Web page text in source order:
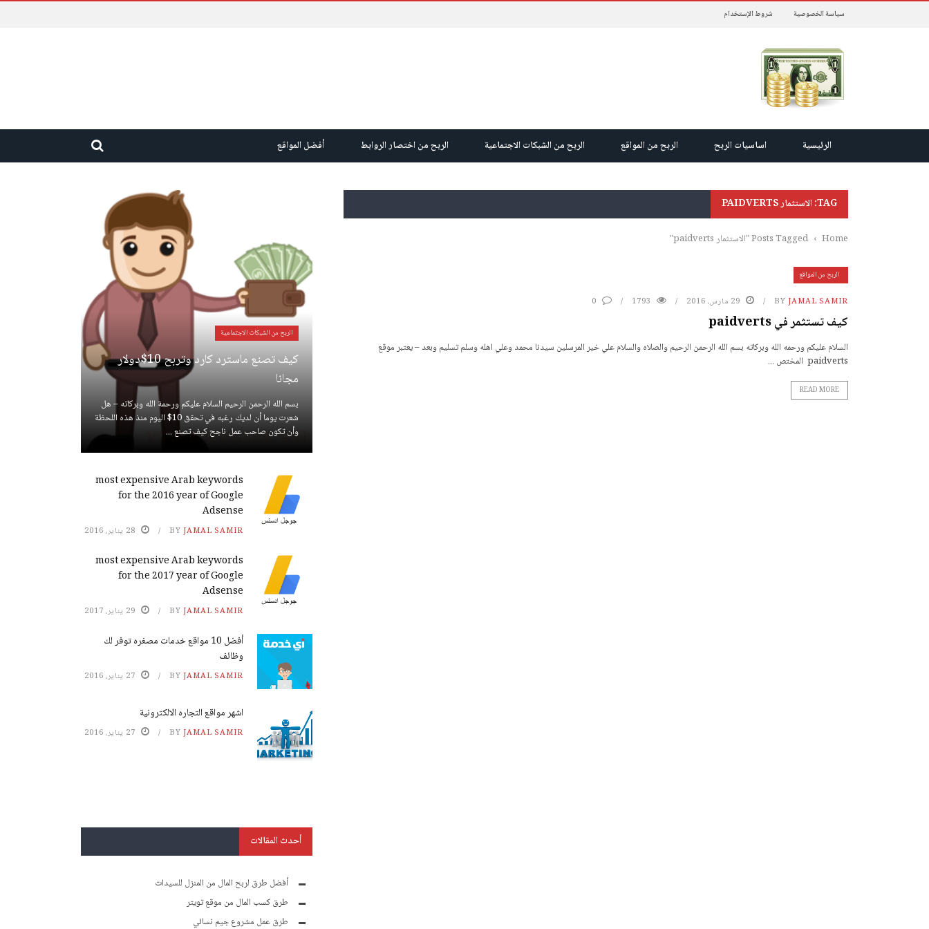
سياسة الخصوصية شروط الإستخدام
الرئيسية اساسيات الربح الربح من المواقع الربح من الشبكات الاجتماعية الربح من اختصار الروابط أفضل المواقع
TAG: الاستثمار PAIDVERTS
Home
› Posts Tagged "الاستثمار paidverts"
الربح من المواقع
BY JAMAL SAMIR 29 مارس، 2016 1793
0
كيف تستثمر في paidverts
السلام عليكم ورحمه الله وبركاته بسم الله الرحمن الرحيم والصلاه والسلام علي خير المرسلين سيدنا محمد وعلي اهله وسلم تسليم وبعد – يعتبر موقع
paidverts المختص ...
READ MORE
الربح من الشبكات الاجتماعية
كيف تصنع ماسترد كارد وتربح 10$دولار
مجانا
بسم الله الرحمن الرحيم السلام عليكم ورحمة الله وبركاته – هل
شعرت يوما أن لديك رغبه في تحقق 10$ اليوم منذ هذه اللحظة
وأن تكون صاحب عمل ناجح كيف تصنع ...
most expensive Arab keywords
for the 2016 year of Google
Adsense
BY JAMAL SAMIR 28 يناير، 2016
most expensive Arab keywords
for the 2017 year of Google
Adsense
BY JAMAL SAMIR 29 يناير، 2017
أفضل 10 مواقع خدمات مصغره توفر لك
وظائف
BY JAMAL SAMIR 27 يناير، 2016
اشهر مواقع التجاره الالكترونية
BY JAMAL SAMIR 27 يناير، 2016
أحدث المقالات
أفضل طرق لربح المال من المنزل للسيدات
طرق كسب المال من موقع تويتر
طرق عمل مشروع جيم نسائي